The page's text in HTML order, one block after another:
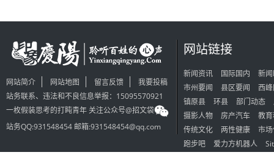
网站简介 网站地图 留言反馈
我要投稿
站务联系、违法和不良信息举报：15095570921
一枚假装思考的打盹青年 关注公众号@招文袋
站务QQ:931548454 邮箱:931548454@qq.com
网站链接
新闻资讯 国际国内
新
市州要闻
县区要闻
西
镇原县
环县 部门动态
摄影人物
房产汽车
教
传统文化
两性健康
市
跑步吧
爱力方机器人